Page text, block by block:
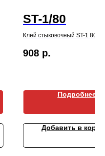
ST-1/80
Клей стыковочный ST-1 80 мл
908 р.
Подробнее
Добавить в